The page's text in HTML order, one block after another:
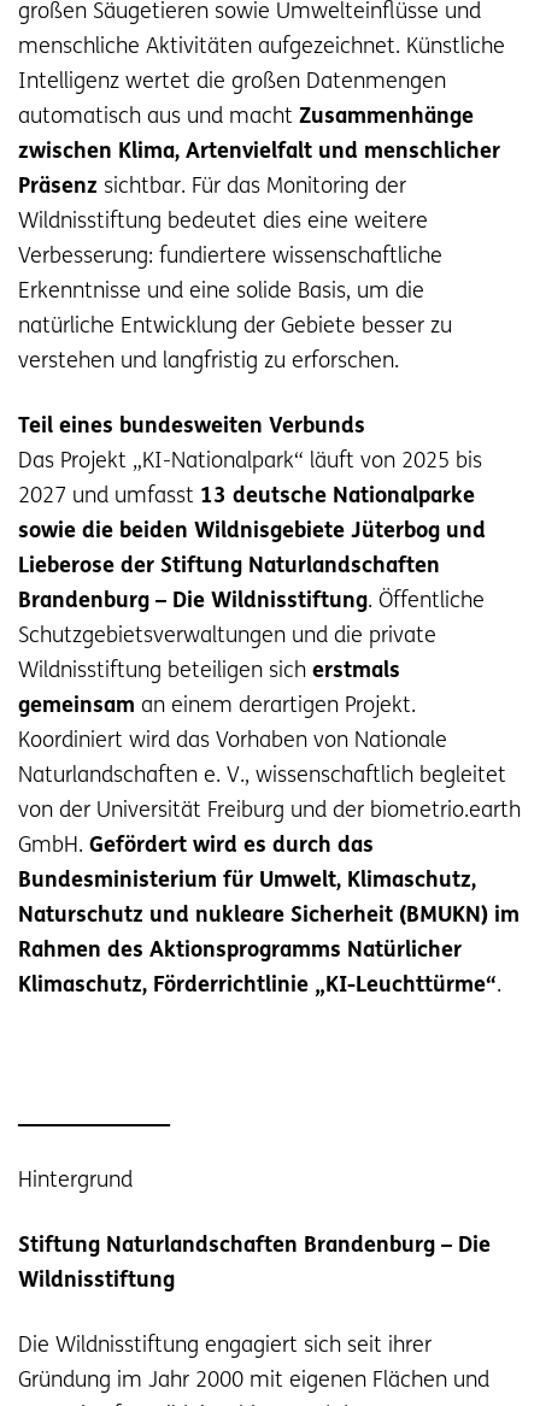
großen Säugetieren sowie Umwelteinflüsse und
menschliche Aktivitäten aufgezeichnet. Künstliche
Intelligenz wertet die großen Datenmengen
automatisch aus und macht Zusammenhänge
zwischen Klima, Artenvielfalt und menschlicher
Präsenz sichtbar. Für das Monitoring der
Wildnisstiftung bedeutet dies eine weitere
Verbesserung: fundiertere wissenschaftliche
Erkenntnisse und eine solide Basis, um die
natürliche Entwicklung der Gebiete besser zu
verstehen und langfristig zu erforschen.
Teil eines bundesweiten Verbunds
Das Projekt „KI-Nationalpark“ läuft von 2025 bis
2027 und umfasst 13 deutsche Nationalparke
sowie die beiden Wildnisgebiete Jüterbog und
Lieberose der Stiftung Naturlandschaften
Brandenburg – Die Wildnisstiftung. Öffentliche
Schutzgebietsverwaltungen und die private
Wildnisstiftung beteiligen sich erstmals
gemeinsam an einem derartigen Projekt.
Koordiniert wird das Vorhaben von Nationale
Naturlandschaften e. V., wissenschaftlich begleitet
von der Universität Freiburg und der biometrio.earth
GmbH. Gefördert wird es durch das
Bundesministerium für Umwelt, Klimaschutz,
Naturschutz und nukleare Sicherheit (BMUKN) im
Rahmen des Aktionsprogramms Natürlicher
Klimaschutz, Förderrichtlinie „KI-Leuchttürme“.
Hintergrund
Stiftung Naturlandschaften Brandenburg – Die
Wildnisstiftung
Die Wildnisstiftung engagiert sich seit ihrer
Gründung im Jahr 2000 mit eigenen Flächen und